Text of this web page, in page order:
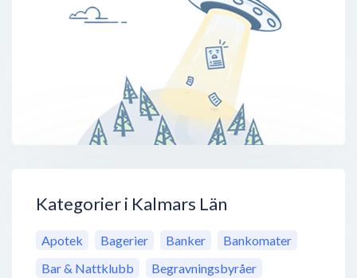
Kategorier i Kalmars Län
Apotek Bagerier Banker
Bankomater
Bar & Nattklubb
Begravningsbyråer